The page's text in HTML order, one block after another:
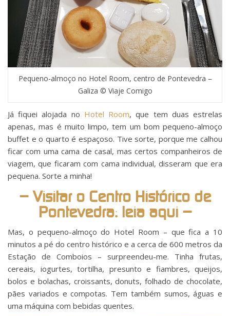
Pequeno-almoço no Hotel Room, centro de Pontevedra –
Galiza © Viaje Comigo
Já fiquei alojada no Hotel Room, que tem duas estrelas
apenas, mas é muito limpo, tem um bom pequeno-almoço
buffet e o quarto é espaçoso. Tive sorte, porque me calhou
ficar com uma cama de casal, mas certos companheiros de
viagem, que ficaram com cama individual, disseram que era
pequena. Sorte a minha!
– Visitar o Centro Histórico de
Pontevedra: leia aqui –
Mas, o pequeno-almoço do Hotel Room – que fica a 10
minutos a pé do centro histórico e a cerca de 600 metros da
Estação de Comboios – surpreendeu-me. Tinha frutas,
cereais, iogurtes, tortilha, presunto e fiambres, queijos,
bolos e bolachas, croissants, donuts, folhado de chocolate,
pães variados e compotas. Tem também sumos, águas e
uma máquina com bebidas quentes.